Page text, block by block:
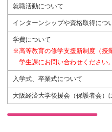
就職活動について
インターンシップや資格取得につ
学費について
※高等教育の修学支援新制度（授
学生課にお問い合わせください。
入学式、卒業式について
大阪経済大学後援会（保護者会）